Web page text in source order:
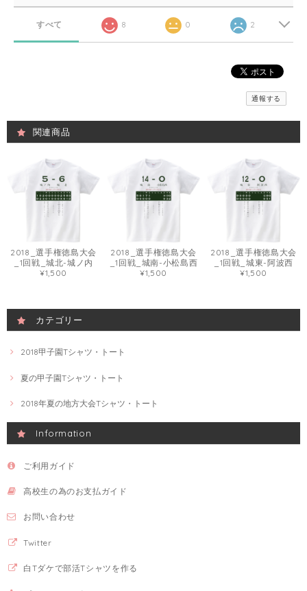
すべて 8 0 2
通報する
関連商品
2018_選手権徳島大会
_1回戦_城北-城ノ内
¥1,500
2018_選手権徳島大会
_1回戦_城南-小松島西
¥1,500
2018_選手権徳島大会
_1回戦_城東-阿波西
¥1,500
カテゴリー
2018甲子園Tシャツ・トート
夏の甲子園Tシャツ・トート
2018年夏の地方大会Tシャツ・トート
Information
ご利用ガイド
高校生の為のお支払ガイド
お問い合わせ
Twitter
白Tダケで部活Tシャツを作る